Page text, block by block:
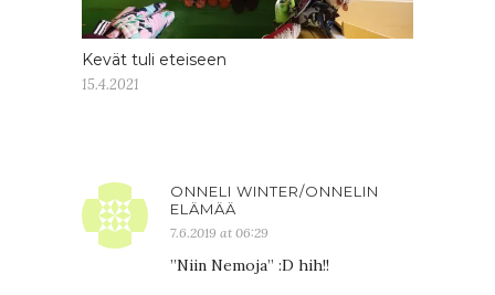
Kevät tuli eteiseen
15.4.2021
ONNELI WINTER/ONNELIN
ELÄMÄÄ
7.6.2019 at 06:29
”Niin Nemoja” :D hih!!